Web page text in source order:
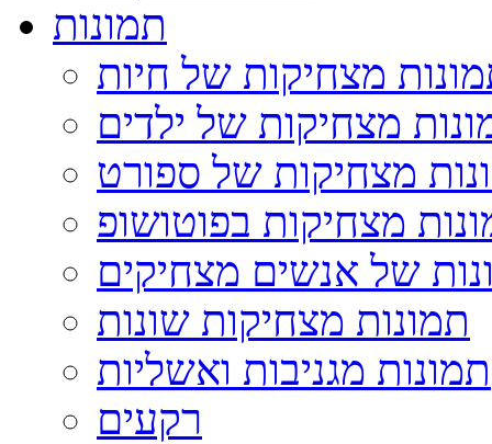
תמונות
מצחיקות של חיות
מצחיקות של ילדים
מצחיקות של ספורט
מצחיקות בפוטושופ
של אנשים מצחיקים
תמונות מצחיקות שונות
תמונות מגניבות ואשליות
רקעים